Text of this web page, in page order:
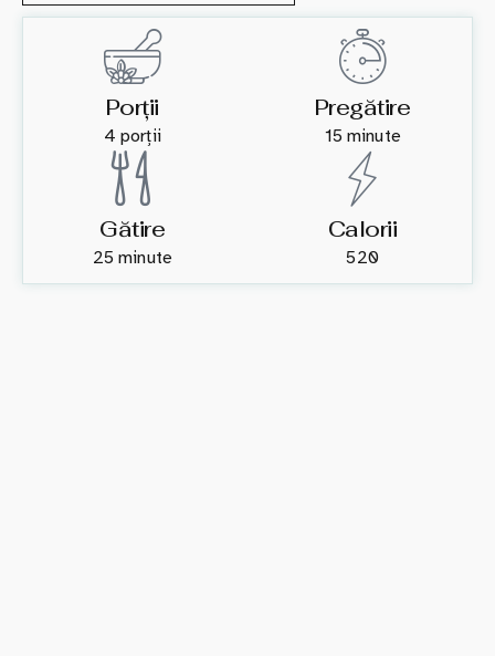
Porții
4 porții
Pregătire
15 minute
Gătire
25 minute
Calorii
520